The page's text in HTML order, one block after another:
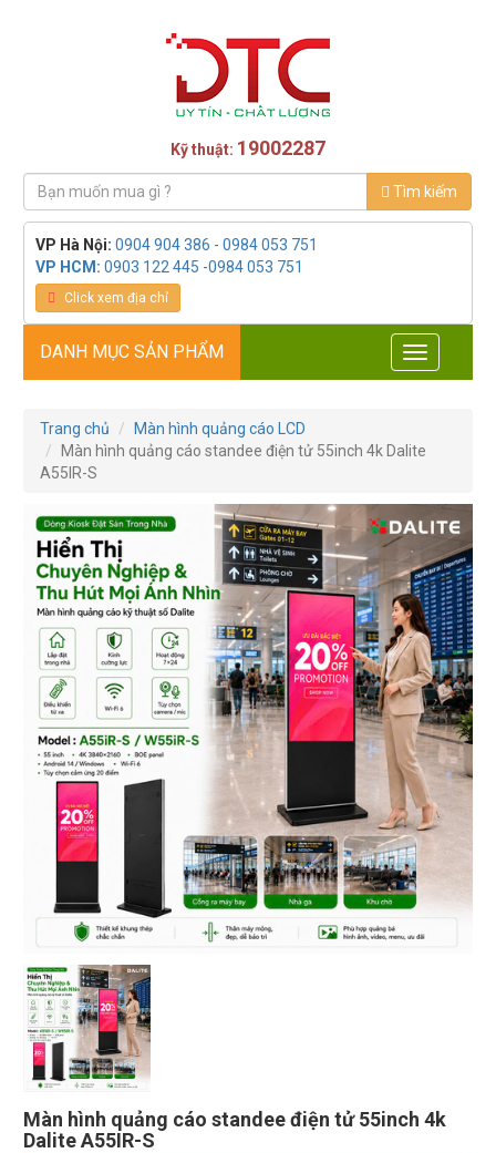
Kỹ thuật: 19002287
Tìm kiếm
VP Hà Nội:0904 904 386 - 0984 053 751
VP HCM:0903 122 445 -0984 053 751
Click xem địa chỉ
DANH MỤC SẢN PHẨM
Toggle
navigation
Trang chủ
Màn hình quảng cáo LCD
Màn hình quảng cáo standee điện tử 55inch 4k Dalite
A55IR-S
Màn hình quảng cáo standee điện tử 55inch 4k
Dalite A55IR-S